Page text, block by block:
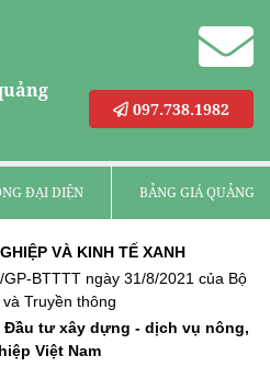
097.738.1982
ĐẠI DIỆN BẢNG GIÁ QUẢNG
VÀ KINH TẾ XANH
BTTTT ngày 31/8/2021 của Bộ
Truyền thông
Đầu tư xây dựng - dịch vụ nông,
Việt Nam